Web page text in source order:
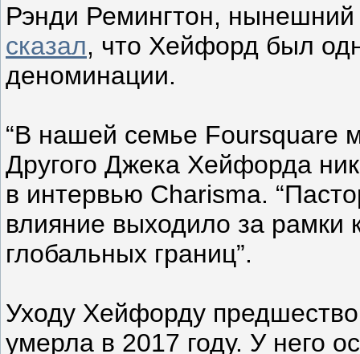
Рэнди Ремингтон, нынешний
сказал, что Хейфорд был
деноминации.
“В нашей семье Foursquare
Другого Джека Хейфорда
в интервью Charisma.
влияние выходило за рамки
глобальных границ”.
Уходу Хейфорду
умерла в 2017 году. У него